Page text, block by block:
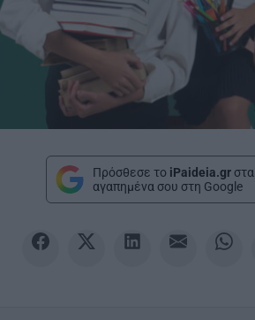
Πρόσθεσε το iPaideia.gr στα
αγαπημένα σου στη Google